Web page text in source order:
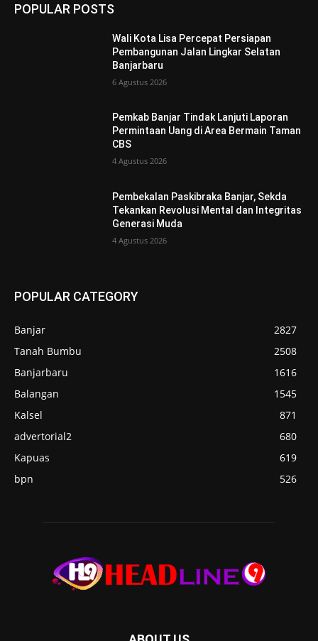
POPULAR POSTS
Wali Kota Lisa Percepat Persiapan
Pembangunan Jalan Lingkar Selatan
Banjarbaru
6 Agustus 2026
Pemkab Banjar Tindak Lanjuti Laporan
Permintaan Uang di Area Bermain Taman
CBS
4 Agustus 2026
Pembekalan Paskibraka Banjar, Sekda
Tekankan Revolusi Mental dan Integritas
Generasi Muda
4 Agustus 2026
POPULAR CATEGORY
Banjar
2827
Tanah Bumbu
2508
Banjarbaru
1616
Balangan
1545
Kalsel
871
advertorial2
680
Kapuas
619
bpn
526